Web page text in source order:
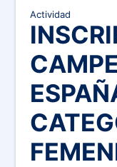
Actividad